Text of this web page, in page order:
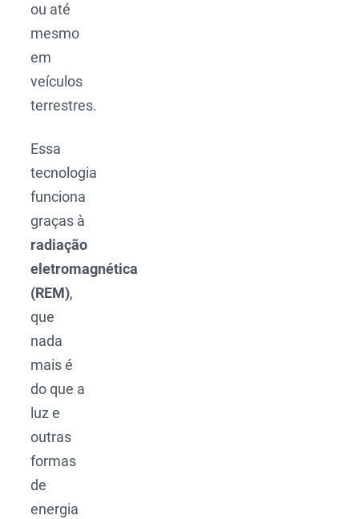
ou até
mesmo
em
veículos
terrestres.
Essa
tecnologia
funciona
graças à
radiação
eletromagnética
(REM),
que
nada
mais é
do que a
luz e
outras
formas
de
energia